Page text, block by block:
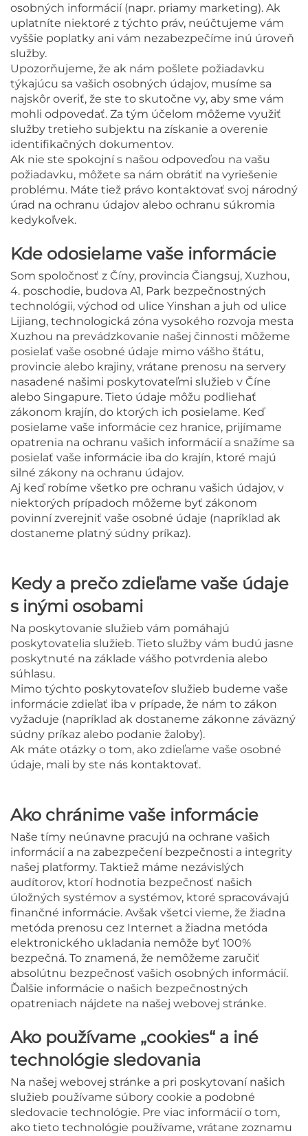
osobných informácií (napr. priamy marketing). Ak
uplatníte niektoré z týchto práv, neúčtujeme vám
vyššie poplatky ani vám nezabezpečíme inú úroveň
služby.
Upozorňujeme, že ak nám pošlete požiadavku
týkajúcu sa vašich osobných údajov, musíme sa
najskôr overiť, že ste to skutočne vy, aby sme vám
mohli odpovedať. Za tým účelom môžeme využiť
služby tretieho subjektu na získanie a overenie
identifikačných dokumentov.
Ak nie ste spokojní s našou odpoveďou na vašu
požiadavku, môžete sa nám obrátiť na vyriešenie
problému. Máte tiež právo kontaktovať svoj národný
úrad na ochranu údajov alebo ochranu súkromia
kedykoľvek.
Kde odosielame vaše informácie
Som spoločnosť z Číny, provincia Čiangsuj, Xuzhou,
4. poschodie, budova A1, Park bezpečnostných
technológii, východ od ulice Yinshan a juh od ulice
Lijiang, technologická zóna vysokého rozvoja mesta
Xuzhou na prevádzkovanie našej činnosti môžeme
posielať vaše osobné údaje mimo vášho štátu,
provincie alebo krajiny, vrátane prenosu na servery
nasadené našimi poskytovateľmi služieb v Číne
alebo Singapure. Tieto údaje môžu podliehať
zákonom krajín, do ktorých ich posielame. Keď
posielame vaše informácie cez hranice, prijímame
opatrenia na ochranu vašich informácií a snažíme sa
posielať vaše informácie iba do krajín, ktoré majú
silné zákony na ochranu údajov.
Aj keď robíme všetko pre ochranu vašich údajov, v
niektorých prípadoch môžeme byť zákonom
povinní zverejniť vaše osobné údaje (napríklad ak
dostaneme platný súdny príkaz).
Kedy a prečo zdieľame vaše údaje
s inými osobami
Na poskytovanie služieb vám pomáhajú
poskytovatelia služieb. Tieto služby vám budú jasne
poskytnuté na základe vášho potvrdenia alebo
súhlasu.
Mimo týchto poskytovateľov služieb budeme vaše
informácie zdieľať iba v prípade, že nám to zákon
vyžaduje (napríklad ak dostaneme zákonne záväzný
súdny príkaz alebo podanie žaloby).
Ak máte otázky o tom, ako zdieľame vaše osobné
údaje, mali by ste nás kontaktovať.
Ako chránime vaše informácie
Naše tímy neúnavne pracujú na ochrane vašich
informácií a na zabezpečení bezpečnosti a integrity
našej platformy. Taktiež máme nezávislých
audítorov, ktorí hodnotia bezpečnosť našich
úložných systémov a systémov, ktoré spracovávajú
finančné informácie. Avšak všetci vieme, že žiadna
metóda prenosu cez Internet a žiadna metóda
elektronického ukladania nemôže byť 100%
bezpečná. To znamená, že nemôžeme zaručiť
absolútnu bezpečnosť vašich osobných informácií.
Ďalšie informácie o našich bezpečnostných
opatreniach nájdete na našej webovej stránke.
Ako používame „cookies“ a iné
technológie sledovania
Na našej webovej stránke a pri poskytovaní našich
služieb používame súbory cookie a podobné
sledovacie technológie. Pre viac informácií o tom,
ako tieto technológie používame, vrátane zoznamu